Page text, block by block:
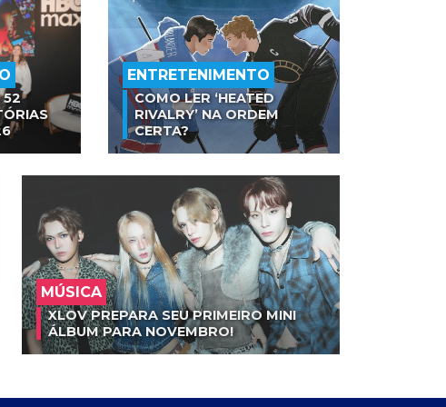
52
ENTRETENIMENTO
COMO LER ‘HEATED
RIVALRY’ NA ORDEM
CERTA?
MÚSICA
XLOV PREPARA SEU PRIMEIRO MINI
ÁLBUM PARA NOVEMBRO!